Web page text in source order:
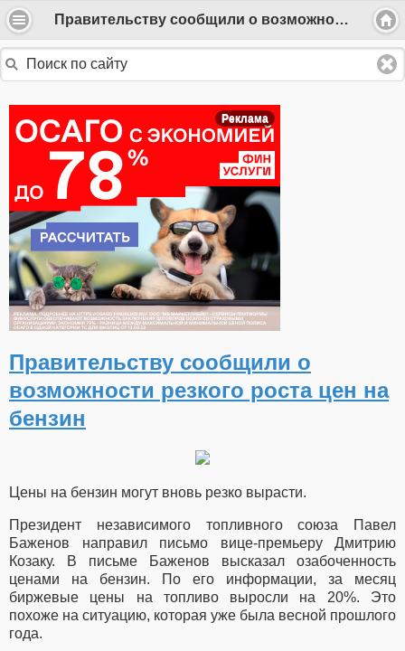
Правительству сообщили о возможности резкого роста цен на бензин
Реклама
Правительству сообщили о
возможности резкого роста цен на
бензин
Цены на бензин могут вновь резко вырасти.
Президент независимого топливного союза Павел
Баженов направил письмо вице-премьеру Дмитрию
Козаку. В письме Баженов высказал озабоченность
ценами на бензин. По его информации, за месяц
биржевые цены на топливо выросли на 20%. Это
похоже на ситуацию, которая уже была весной прошлого
года.